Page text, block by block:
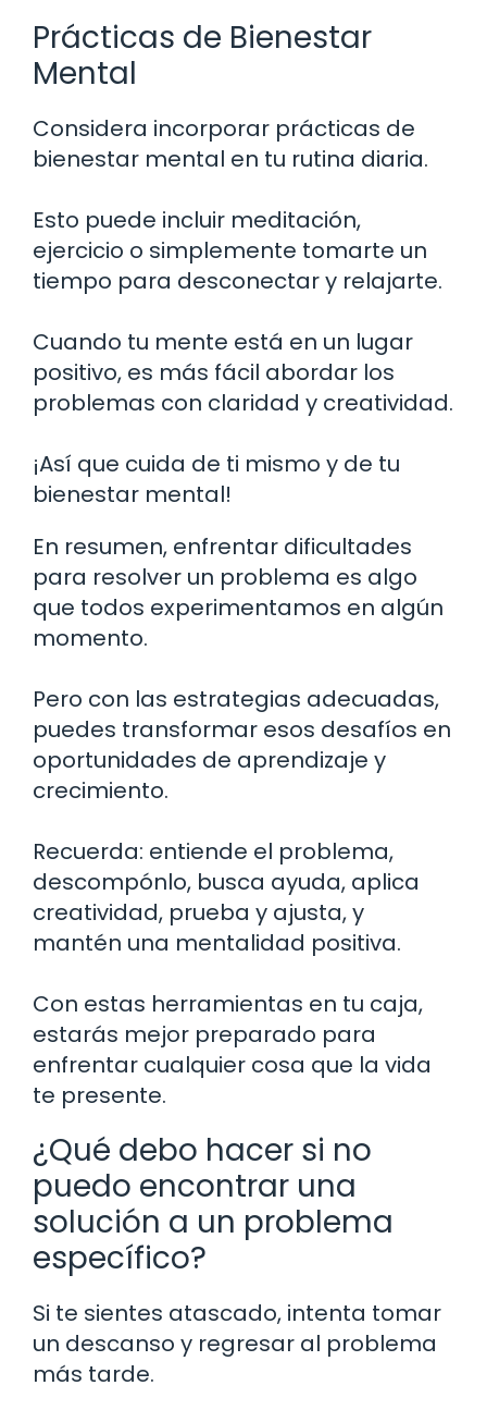
Prácticas de Bienestar
Mental
Considera incorporar prácticas de
bienestar mental en tu rutina diaria.
Esto puede incluir meditación,
ejercicio o simplemente tomarte un
tiempo para desconectar y relajarte.
Cuando tu mente está en un lugar
positivo, es más fácil abordar los
problemas con claridad y creatividad.
¡Así que cuida de ti mismo y de tu
bienestar mental!
En resumen, enfrentar dificultades
para resolver un problema es algo
que todos experimentamos en algún
momento.
Pero con las estrategias adecuadas,
puedes transformar esos desafíos en
oportunidades de aprendizaje y
crecimiento.
Recuerda: entiende el problema,
descompónlo, busca ayuda, aplica
creatividad, prueba y ajusta, y
mantén una mentalidad positiva.
Con estas herramientas en tu caja,
estarás mejor preparado para
enfrentar cualquier cosa que la vida
te presente.
¿Qué debo hacer si no
puedo encontrar una
solución a un problema
específico?
Si te sientes atascado, intenta tomar
un descanso y regresar al problema
más tarde.